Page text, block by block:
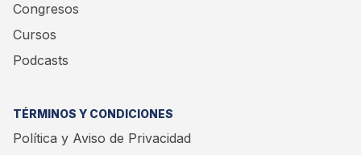
Congresos
Cursos
Podcasts
TÉRMINOS Y CONDICIONES
Política y Aviso de Privacidad